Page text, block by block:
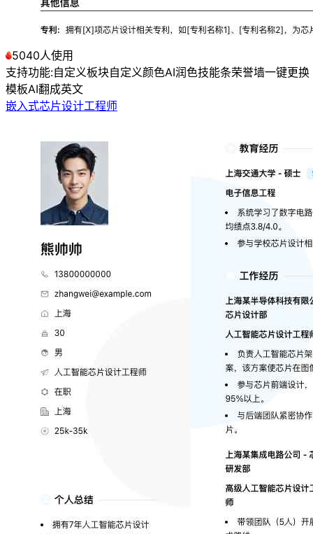
5040人使用
支持功能:自定义板块自定义颜色AI润色技能条荣誉墙一键更换
模板AI翻成英文
嵌入式芯片设计工程师